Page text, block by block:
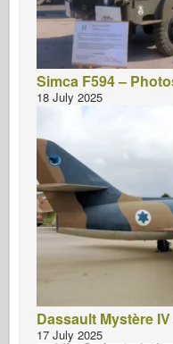
Simca F594 –
18 July 2025
Dassault Mystère
17 July 2025